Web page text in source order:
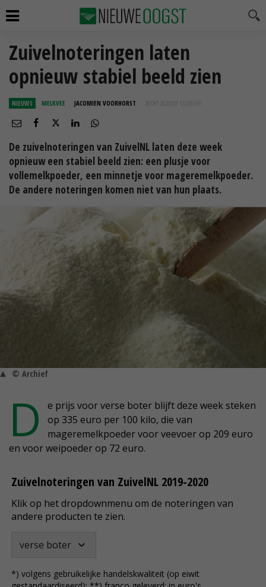
Zuivelnoteringen laten
opnieuw stabiel beeld zien
NIEUWS MELKVEE JACOMIEN VOORHORST 28 OKT 2020 OM 12:03
De zuivelnoteringen van ZuivelNL laten deze week
opnieuw een stabiel beeld zien: een plusje voor
vollemelkpoeder, een minnetje voor mageremelkpoeder.
De andere noteringen komen niet van hun plaats.
© Archief
D
e prijs voor verse boter blijft deze week steken
op 335 euro per 100 kilo, die van
mageremelkpoeder voor veevoer op 209 euro
en voor weipoeder op 72 euro.